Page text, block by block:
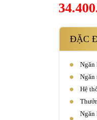
ĐẶC
Ngăn
Ngăn
Hệ
Ngăn